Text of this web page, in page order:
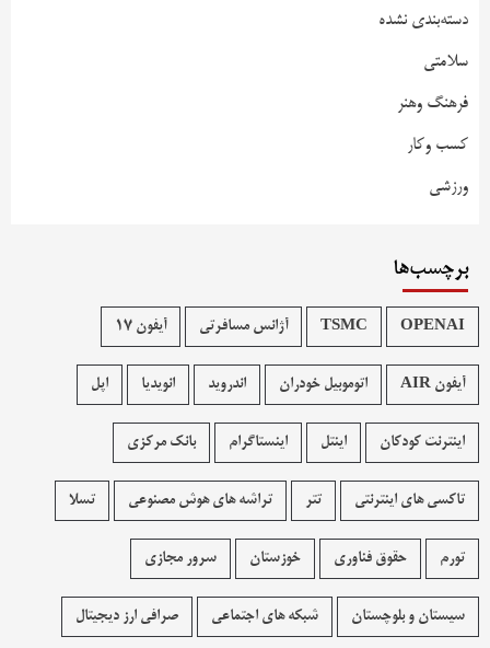
دسته‌بندی نشده
سلامتی
فرهنگ وهنر
کسب وکار
ورزشی
برچسب‌ها
OPENAI
TSMC آژانس مسافرتی آیفون 17
آیفون AIR اتوموبیل خودران اندروید انویدیا اپل
اینترنت کودکان اینتل اینستاگرام بانک مرکزی
تاکسی های اینترنتی تتر تراشه های هوش مصنوعی تسلا
تورم حقوق فناوری خوزستان سرور مجازی
سیستان و بلوچستان شبکه های اجتماعی صرافی ارز دیجیتال